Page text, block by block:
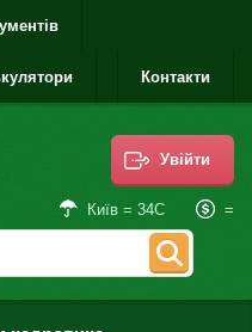
Контакти
Увійти
Київ = 34С =